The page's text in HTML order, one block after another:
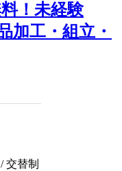
！未経験
加工・組立・
交替制